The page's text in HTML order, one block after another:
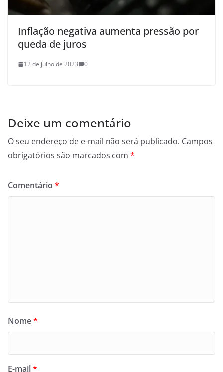
Inflação negativa aumenta pressão por
queda de juros
12 de julho de 2023 0
Deixe um comentário
O seu endereço de e-mail não será publicado. Campos
obrigatórios são marcados com *
Comentário *
Nome*
E-mail*